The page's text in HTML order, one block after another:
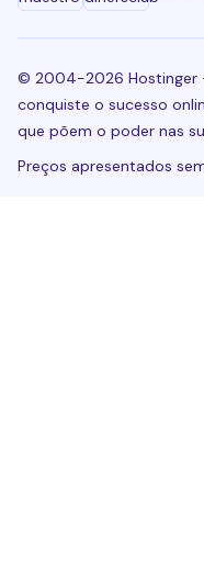
© 2004-2026 Hostinger
conquiste o sucesso
que põem o poder nas
Preços apresentados